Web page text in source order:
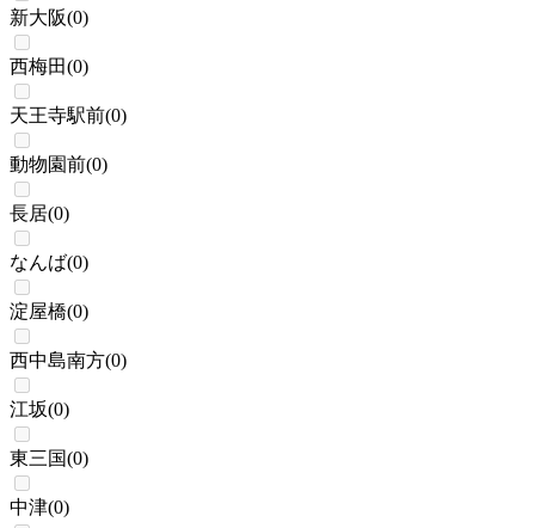
新大阪(0)
西梅田(0)
天王寺駅前(0)
動物園前(0)
長居(0)
なんば(0)
淀屋橋(0)
西中島南方(0)
江坂(0)
東三国(0)
中津(0)